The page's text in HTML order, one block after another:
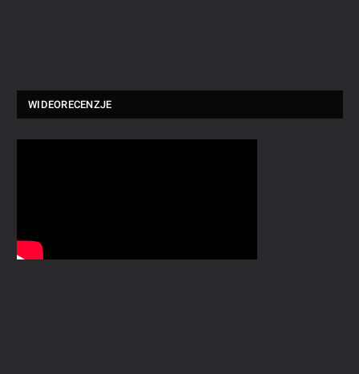
WIDEORECENZJE